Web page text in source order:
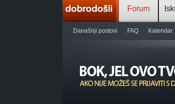
Forum
Današnji postovi FAQ Kalendar